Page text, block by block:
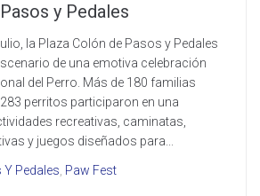
y Pedales
la Plaza Colón de Pasos y Pedales
de una emotiva celebración
del Perro. Más de 180 familias
perritos participaron en una
recreativas, caminatas,
y juegos diseñados para...
Pedales, Paw Fest